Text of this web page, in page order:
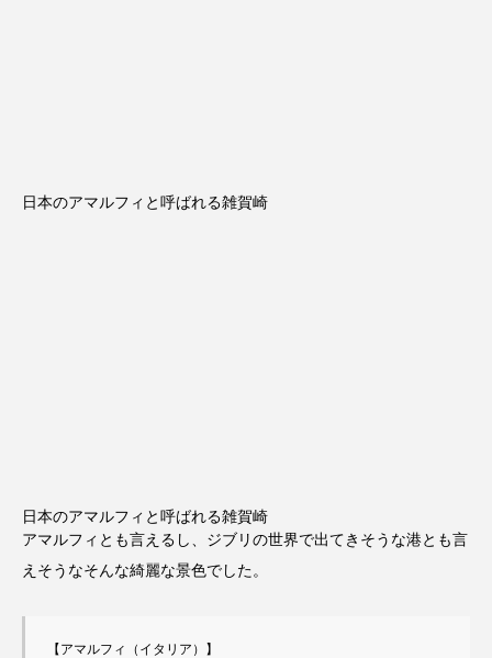
日本のアマルフィと呼ばれる雑賀崎
日本のアマルフィと呼ばれる雑賀崎
アマルフィとも言えるし、ジブリの世界で出てきそうな港とも言
えそうなそんな綺麗な景色でした。
【アマルフィ（イタリア）】